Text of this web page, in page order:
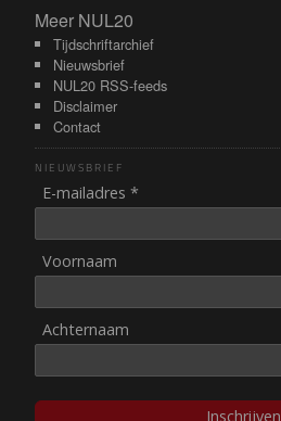
Meer NUL20
Meer NUL20
Tijdschriftarchief
Nieuwsbrief
NUL20 RSS-feeds
Disclaimer
Contact
NIEUWSBRIEF
E-mailadres *
Voornaam
Achternaam
Inschrijven